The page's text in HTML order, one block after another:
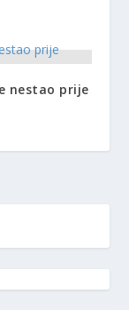
nestao prije